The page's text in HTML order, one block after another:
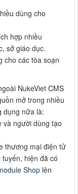
dùng cho
hợp nhiều
sở giáo dục.
cho các tòa soạn
NukeViet CMS
mở trong nhiều
dụng nữa là:
và người dùng tạo
thương mại điện tử
hiện đã có
Shop lên